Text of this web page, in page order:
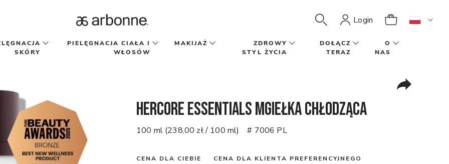
Login
SKÓRY
PIELĘGNACJA CIAŁA I
WŁOSÓW
MAKIJAŻ
ZDROWY
STYL ŻYCIA
DOŁĄCZ
TERAZ
O
NAS
HerCore Essentials Mgiełka chłodząca
100 ml (238,00 zł / 100 ml) # 7006 PL
CENA DLA CIEBIE CENA DLA KLIENTA PREFERENCYJNEGO